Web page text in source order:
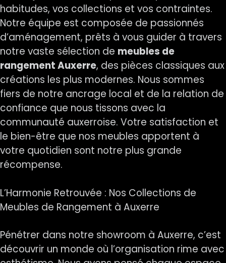
habitudes, vos collections et vos contraintes.
Notre équipe est composée de passionnés
d’aménagement, prêts à vous guider à travers
notre vaste sélection de meubles de
rangement Auxerre, des pièces classiques aux
créations les plus modernes. Nous sommes
fiers de notre ancrage local et de la relation de
confiance que nous tissons avec la
communauté auxerroise. Votre satisfaction et
le bien-être que nos meubles apportent à
votre quotidien sont notre plus grande
récompense.
L’Harmonie Retrouvée : Nos Collections de
Meubles de Rangement à Auxerre
Pénétrer dans notre showroom à Auxerre, c’est
découvrir un monde où l’organisation rime avec